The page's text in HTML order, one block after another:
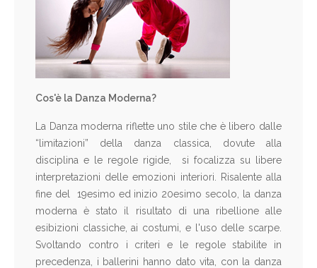
Cos'è la Danza Moderna?
La Danza moderna riflette uno stile che è libero dalle
“limitazioni” della danza classica, dovute alla
disciplina e le regole rigide, si focalizza su libere
interpretazioni delle emozioni interiori. Risalente alla
fine del 19esimo ed inizio 20esimo secolo, la danza
moderna è stato il risultato di una ribellione alle
esibizioni classiche, ai costumi, e l'uso delle scarpe.
Svoltando contro i criteri e le regole stabilite in
precedenza, i ballerini hanno dato vita, con la danza